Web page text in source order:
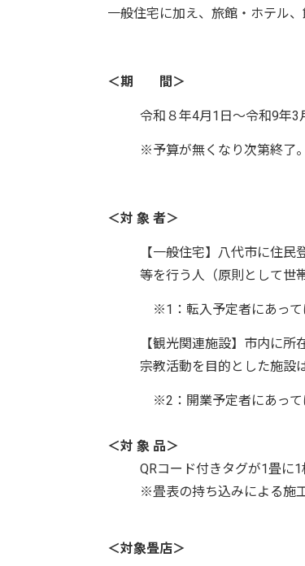
一般住宅に加え、旅館・ホテル
＜期 間＞
令和８年4月1日～令和9年3
※予算が無くなり次第終了。
＜対 象 者＞
【一般住宅】八代市に住
等を行う人（原則として世
※1：転入予定者にあって
【観光関連施設】市内に
宗教活動を目的とした施設
※2：開業予定者にあって
＜対 象 品＞
QRコード付きタグが1畳に
※畳表の持ち込みによる施
＜対象畳店＞